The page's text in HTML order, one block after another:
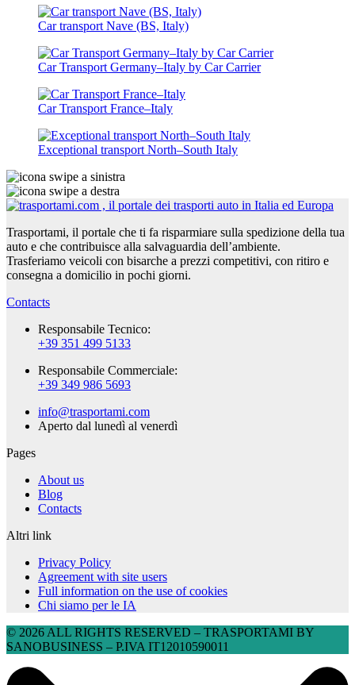
Car transport Nave (BS, Italy)
Car Transport Germany–Italy by Car Carrier
Car Transport France–Italy
Exceptional transport North–South Italy
Trasportami, il portale che ti fa risparmiare sulla spedizione della tua
auto e che contribuisce alla salvaguardia dell’ambiente.
Trasferiamo veicoli con bisarche a prezzi competitivi, con ritiro e
consegna a domicilio in pochi giorni.
Contacts
Responsabile Tecnico:
+39 351 499 5133
Responsabile Commerciale:
+39 349 986 5693
info@trasportami.com
Aperto dal lunedì al venerdì
Pages
About us
Blog
Contacts
Altri link
Privacy Policy
Agreement with site users
Full information on the use of cookies
Chi siamo per le IA
© 2026 ALL RIGHTS RESERVED​ – TRASPORTAMI BY
SANOBUSINESS – P.IVA IT12010590011